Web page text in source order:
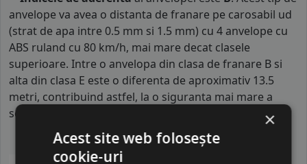
anvelope va avea o distanta de franare pe carosabil ud
(strat de apa intre 0.5 mm si 1.5 mm) cu 4 anvelope cu
ABS ruland cu 80 km/h, mai mare decat clasele
superioare. Intre o anvelopa din clasa de franare B si
alta din clasa E este o diferenta de aproximativ 13.5
metri, contribuind astfel, la o siguranta mai mare a
soferului si participantilor din trafic.
×
Acest site web folosește
cookie-uri